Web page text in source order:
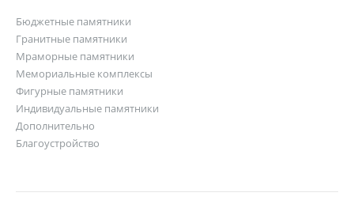
Бюджетные памятники
Гранитные памятники
Мраморные памятники
Мемориальные комплексы
Фигурные памятники
Индивидуальные памятники
Дополнительно
Благоустройство